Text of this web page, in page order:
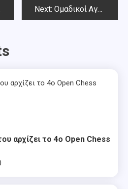
Next: Ομαδικοί Αγώνες Αττικής 14.4.2019
αρχίζει το 4ο Open Chess